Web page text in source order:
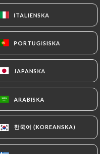
ITALIENSKA
PORTUGISISKA
JAPANSKA
ARABISKA
한국어 (KOREANSKA)
ITALIENSKA
PORTUGISISKA
JAPANSKA
ARABISKA
한국어 (KOREANSKA)